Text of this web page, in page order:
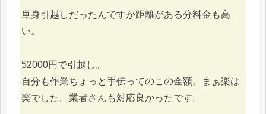
単身引越しだったんですが距離がある分料金も高
い。
52000円で引越し。
自分も作業ちょっと手伝ってのこの金額。まぁ楽は
楽でした。業者さんも対応良かったです。